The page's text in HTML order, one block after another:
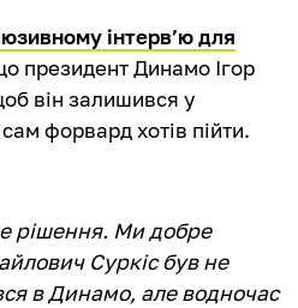
інтерв’ю для
президент Динамо Ігор
він залишився у
форвард хотів пійти.
рішення. Ми добре
Суркіс був не
в Динамо, але водночас